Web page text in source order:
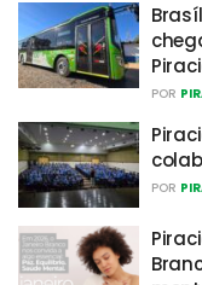
POR
POR